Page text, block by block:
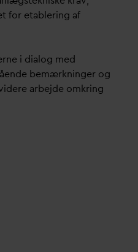
for etablering af
i dialog med
bemærkninger og
arbejde omkring